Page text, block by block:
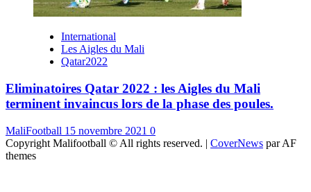
International
Les Aigles du Mali
Qatar2022
Eliminatoires Qatar 2022 : les Aigles du Mali
terminent invaincus lors de la phase des poules.
MaliFootball 15 novembre 2021 0
Copyright Malifootball © All rights reserved. | CoverNews par AF
themes